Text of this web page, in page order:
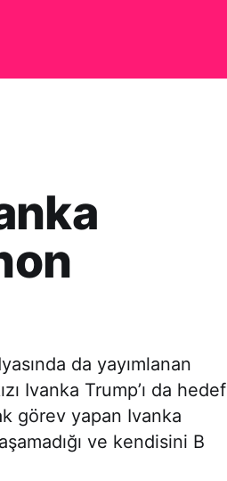
da yayımlanan
Ivanka Trump’ı da hedef
görev yapan Ivanka
ve kendisini B